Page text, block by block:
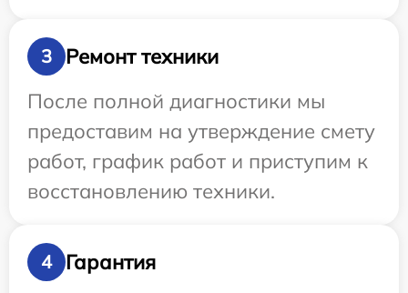
3
Ремонт техники
После полной диагностики мы
предоставим на утверждение смету
работ, график работ и приступим к
восстановлению техники.
4
Гарантия